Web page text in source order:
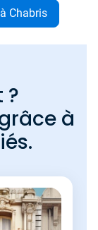
Chabris
?
à